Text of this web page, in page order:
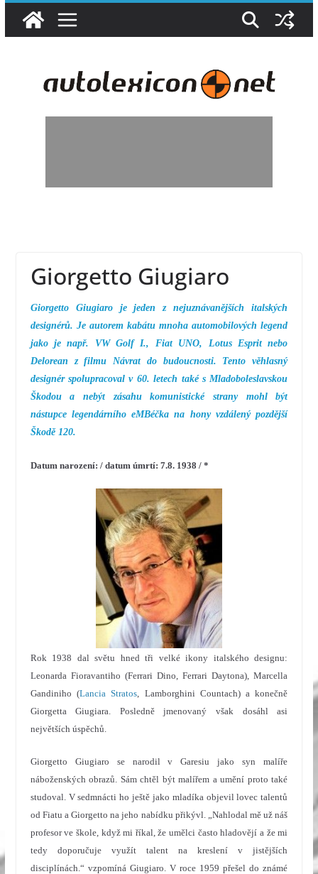
Přeskočit
na
Giorgetto Giugiaro
Giorgetto Giugiaro je jeden z nejuznávanějších italských
designérů. Je autorem kabátu mnoha automobilových legend
jako je např. VW Golf I., Fiat UNO, Lotus Esprit nebo
Delorean z filmu Návrat do budoucnosti. Tento věhlasný
designér spolupracoval v 60. letech také s Mladoboleslavskou
Škodou a nebýt zásahu komunistické strany mohl být
nástupce legendárního eMBéčka na hony vzdálený pozdější
Škodě 120.
Datum narození: / datum úmrtí: 7.8. 1938 / *
Rok 1938 dal světu hned tři velké ikony italského designu:
Leonarda Fioravantiho (Ferrari Dino, Ferrari Daytona), Marcella
Gandiniho (Lancia Stratos , Lamborghini Countach) a konečně
Giorgetta Giugiara. Posledně jmenovaný však dosáhl asi
největších úspěchů.
Giorgetto Giugiaro se narodil v Garesiu jako syn malíře
náboženských obrazů. Sám chtěl být malířem a umění proto také
studoval. V sedmnácti ho ještě jako mladíka objevil lovec talentů
od Fiatu a Giorgetto na jeho nabídku přikývl. „Nahlodal mě už náš
profesor ve škole, když mi říkal, že umělci často hladovějí a že mi
tedy doporučuje využít talent na kreslení v jistějších
disciplínách.“ vzpomíná Giugiaro. V roce 1959 přešel do známé